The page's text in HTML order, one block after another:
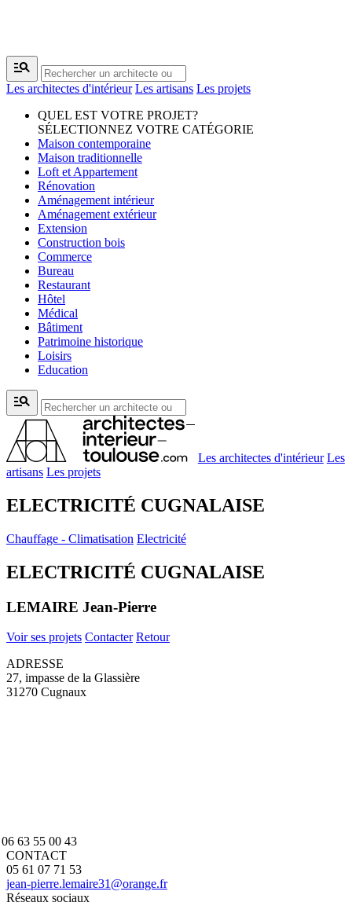
manage_search
Les architectes d'intérieur Les artisans Les projets
QUEL EST VOTRE PROJET?
SÉLECTIONNEZ VOTRE CATÉGORIE
Maison contemporaine
Maison traditionnelle
Loft et Appartement
Rénovation
Aménagement intérieur
Aménagement extérieur
Extension
Construction bois
Commerce
Bureau
Restaurant
Hôtel
Médical
Bâtiment
Patrimoine historique
Loisirs
Education
manage_search
Les architectes d'intérieur Les
artisans Les projets
ELECTRICITÉ CUGNALAISE
Chauffage - Climatisation Electricité
ELECTRICITÉ CUGNALAISE
LEMAIRE Jean-Pierre
Voir ses projets Contacter Retour
ADRESSE
27, impasse de la Glassière
31270 Cugnaux
63 55 00 43
CONTACT
05 61 07 71 53
jean-pierre.lemaire31@orange.fr
Réseaux sociaux